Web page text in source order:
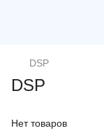
DSP
DSP
Нет товаров